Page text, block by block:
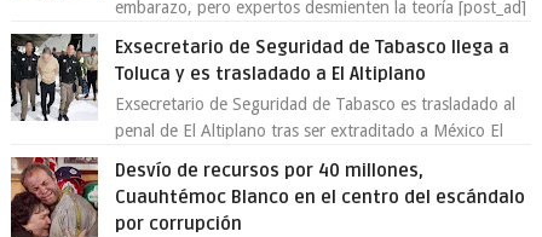
embarazo, pero expertos desmienten la teoría [post_ad]
Exsecretario de Seguridad de Tabasco llega a
Toluca y es trasladado a El Altiplano
Exsecretario de Seguridad de Tabasco es trasladado al
penal de El Altiplano tras ser extraditado a México El
exsecretario de Seguridad Públi...
Desvío de recursos por 40 millones,
Cuauhtémoc Blanco en el centro del escándalo
por corrupción